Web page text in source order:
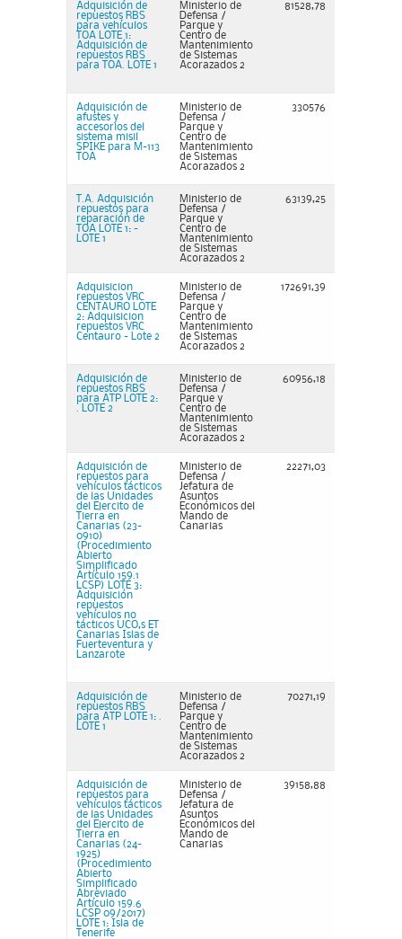
Adquisición de
repuestos RBS
para vehículos
TOA LOTE 1:
Adquisición de
repuestos RBS
para TOA. LOTE 1
Ministerio de
Defensa /
Parque y
Centro de
Mantenimiento
de Sistemas
Acorazados 2
81528,78
Adquisición de
afustes y
accesorios del
sistema misil
SPIKE para M-113
TOA
Ministerio de
Defensa /
Parque y
Centro de
Mantenimiento
de Sistemas
Acorazados 2
330576
T.A. Adquisición
repuestos para
reparación de
TOA LOTE 1: -
LOTE 1
Ministerio de
Defensa /
Parque y
Centro de
Mantenimiento
de Sistemas
Acorazados 2
63139,25
Adquisicion
repuestos VRC
CENTAURO LOTE
2: Adquisicion
repuestos VRC
Centauro - Lote 2
Ministerio de
Defensa /
Parque y
Centro de
Mantenimiento
de Sistemas
Acorazados 2
172691,39
Adquisición de
repuestos RBS
para ATP LOTE 2:
. LOTE 2
Ministerio de
Defensa /
Parque y
Centro de
Mantenimiento
de Sistemas
Acorazados 2
60956,18
Adquisición de
repuestos para
vehículos tácticos
de las Unidades
del Ejercito de
Tierra en
Canarias (23-
0910)
(Procedimiento
Abierto
Simplificado
Artículo 159.1
LCSP) LOTE 3:
Adquisición
repuestos
vehículos no
tácticos UCO,s ET
Canarias Islas de
Fuerteventura y
Lanzarote
Ministerio de
Defensa /
Jefatura de
Asuntos
Económicos del
Mando de
Canarias
22271,03
Adquisición de
repuestos RBS
para ATP LOTE 1: .
LOTE 1
Ministerio de
Defensa /
Parque y
Centro de
Mantenimiento
de Sistemas
Acorazados 2
70271,19
Adquisición de
repuestos para
vehículos tácticos
de las Unidades
del Ejercito de
Tierra en
Canarias (24-
1925)
(Procedimiento
Abierto
Simplificado
Abreviado
Artículo 159.6
LCSP 09/2017)
LOTE 1: Isla de
Tenerife
Ministerio de
Defensa /
Jefatura de
Asuntos
Económicos del
Mando de
Canarias
39158,88